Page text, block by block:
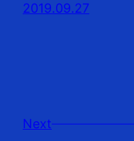
2019.09.27
Next